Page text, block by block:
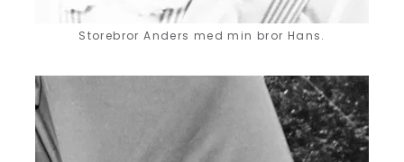
Storebror Anders med min bror Hans.